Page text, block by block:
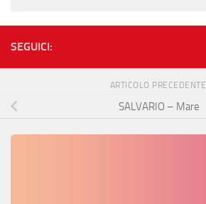
SEGUICI:
ARTICOLO PRECEDENTE
SALVARIO – Mare